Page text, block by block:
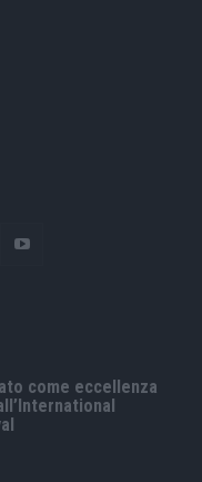
come eccellenza